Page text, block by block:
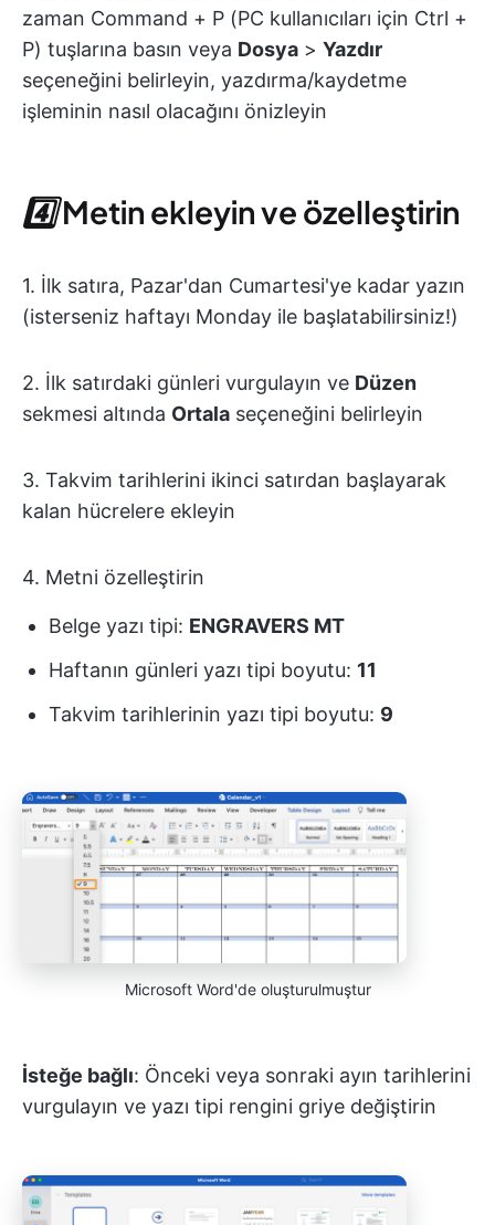
zaman Command + P (PC kullanıcıları için Ctrl +
P) tuşlarına basın veya Dosya > Yazdır
seçeneğini belirleyin, yazdırma/kaydetme
işleminin nasıl olacağını önizleyin
4️⃣Metin ekleyin ve özelleştirin
1. İlk satıra, Pazar'dan Cumartesi'ye kadar yazın
(isterseniz haftayı Monday ile başlatabilirsiniz!)
2. İlk satırdaki günleri vurgulayın ve Düzen
sekmesi altında Ortala seçeneğini belirleyin
3. Takvim tarihlerini ikinci satırdan başlayarak
kalan hücrelere ekleyin
4. Metni özelleştirin
Belge yazı tipi: ENGRAVERS MT
Haftanın günleri yazı tipi boyutu: 11
Takvim tarihlerinin yazı tipi boyutu: 9
Microsoft Word'de oluşturulmuştur
İsteğe bağlı: Önceki veya sonraki ayın tarihlerini
vurgulayın ve yazı tipi rengini griye değiştirin